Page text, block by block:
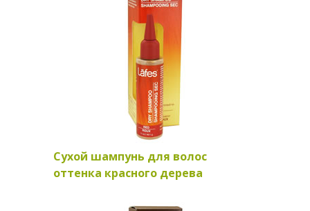
Сухой шампунь для волос
оттенка красного дерева